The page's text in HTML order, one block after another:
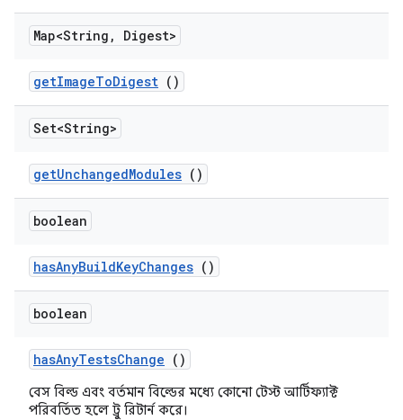
Map<String , Digest>
getImageToDigest ()
Set<String>
getUnchangedModules ()
boolean
hasAnyBuildKeyChanges ()
boolean
hasAnyTestsChange ()
বেস বিল্ড এবং বর্তমান বিল্ডের মধ্যে কোনো টেস্ট আর্টিফ্যাক্ট
পরিবর্তিত হলে ট্রু রিটার্ন করে।